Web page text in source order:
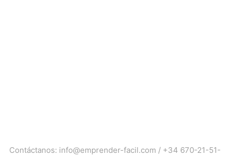
Contáctanos: info@emprender-facil.com / +34 670-21-51-